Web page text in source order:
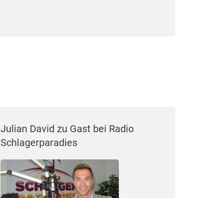
Julian David zu Gast bei Radio
Schlagerparadies